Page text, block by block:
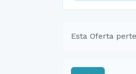
Esta Oferta